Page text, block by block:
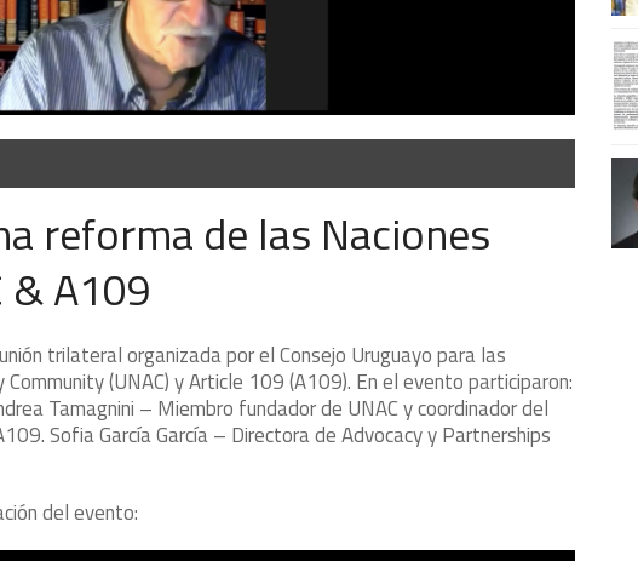
reforma de las Naciones
& A109
trilateral organizada por el Consejo Uruguayo para las
(UNAC) y Article 109 (A109). En el evento participaron:
Tamagnini – Miembro fundador de UNAC y coordinador del
Sofia García García – Directora de Advocacy y Partnerships
del evento: